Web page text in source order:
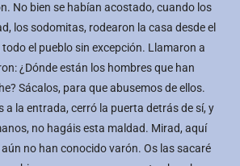
No bien se habían acostado, cuando los
los sodomitas, rodearon la casa desde el
el pueblo sin excepción. Llamaron a
¿Dónde están los hombres que han
Sácalos, para que abusemos de ellos.
a la entrada, cerró la puerta detrás de sí, y
no hagáis esta maldad. Mirad, aquí
no han conocido varón. Os las sacaré